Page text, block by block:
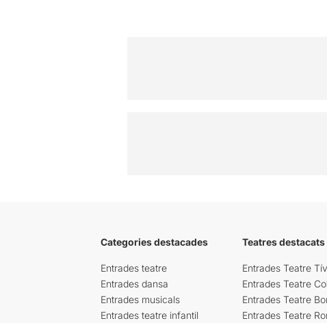
Categories destacades
Entrades teatre
Entrades dansa
Entrades musicals
Entrades teatre infantil
Teatres destacats
Entrades Teatre
Entrades Teatre
Entrades Teatre
Entrades Teatre